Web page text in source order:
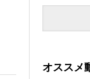
オススメ